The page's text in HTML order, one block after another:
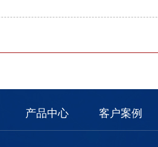
产品中心 客户案例